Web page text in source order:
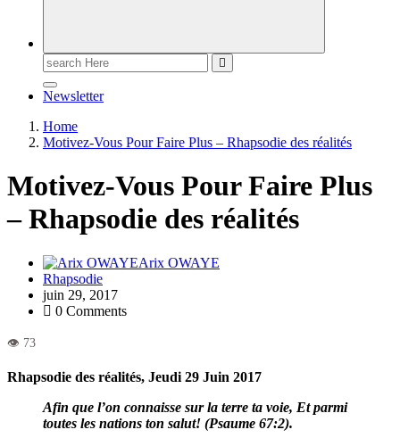
Newsletter
Home
Motivez-Vous Pour Faire Plus – Rhapsodie des réalités
Motivez-Vous Pour Faire Plus
– Rhapsodie des réalités
Arix OWAYE
Rhapsodie
juin 29, 2017
0 Comments
Rhapsodie des réalités, Jeudi 29 Juin 2017
Afin que l’on connaisse sur la terre ta voie, Et parmi
toutes les nations ton salut! (Psaume 67:2).